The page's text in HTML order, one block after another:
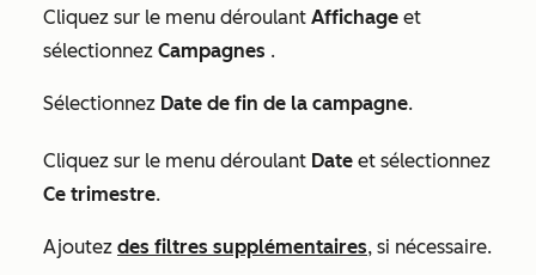
Cliquez sur le menu déroulant Affichage et
sélectionnez Campagnes .
Sélectionnez Date de fin de la campagne.
Cliquez sur le menu déroulant Date et sélectionnez
Ce trimestre.
Ajoutez des filtres supplémentaires, si nécessaire.